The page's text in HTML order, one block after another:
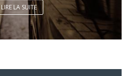
LIRE LA SUITE